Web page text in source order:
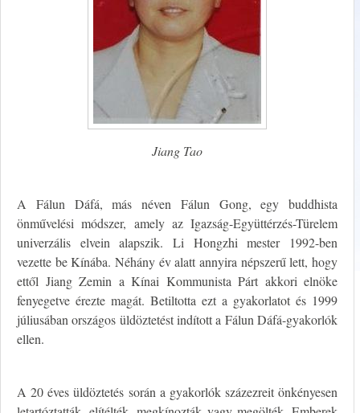
Jiang Tao
A Fálun Dáfá, más néven Fálun Gong, egy buddhista
önművelési módszer, amely az Igazság-Együttérzés-Türelem
univerzális elvein alapszik. Li Hongzhi mester 1992-ben
vezette be Kínába. Néhány év alatt annyira népszerű lett, hogy
ettől Jiang Zemin a Kínai Kommunista Párt akkori elnöke
fenyegetve érezte magát. Betiltotta ezt a gyakorlatot és 1999
júliusában országos üldöztetést indított a Fálun Dáfá-gyakorlók
ellen.
A 20 éves üldöztetés során a gyakorlók százezreit önkényesen